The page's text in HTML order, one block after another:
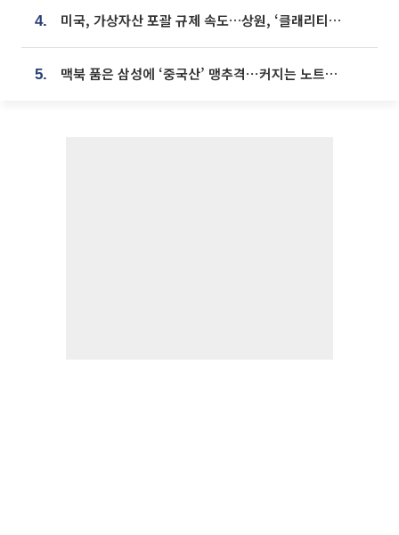
4. 미국, 가상자산 포괄 규제 속도…상원, ‘클래리티법’ 9월 절차투표 추진
5. 맥북 품은 삼성에 ‘중국산’ 맹추격⋯커지는 노트북 OLED 시장